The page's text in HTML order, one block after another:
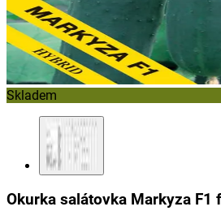
Skladem
Okurka salátovka Markyza F1